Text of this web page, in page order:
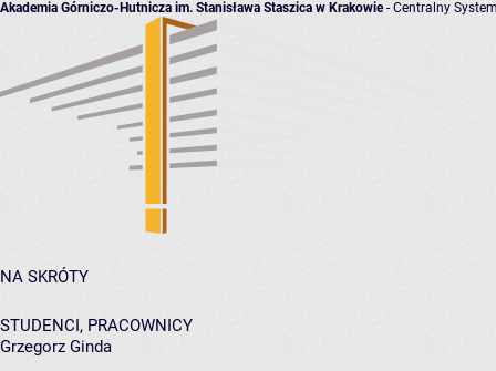
Akademia Górniczo-Hutnicza im. Stanisława Staszica w Krakowie- Centralny
NA SKRÓTY
STUDENCI, PRACOWNICY
Grzegorz Ginda